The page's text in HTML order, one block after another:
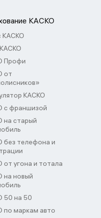
КАСКО
КАСКО
Профи
от
КАСКО
с франшизой
на старый
без телефона и
от угона и тотала
на новый
50 на 50
по маркам авто